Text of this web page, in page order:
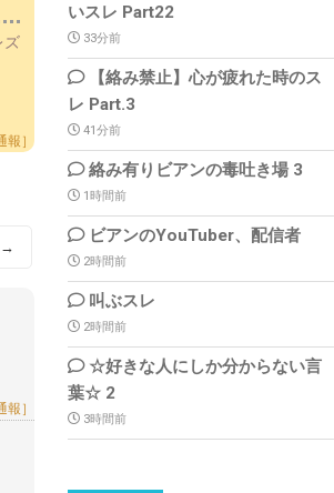
ズ
報］
→
報］
いスレ Part22
33分前
【絡み禁止】心が疲れた時のス
レ Part.3
41分前
絡み有りビアンの毒吐き場 3
1時間前
ビアンのYouTuber、配信者
2時間前
叫ぶスレ
2時間前
☆好きな人にしか分からない言
葉☆ 2
3時間前